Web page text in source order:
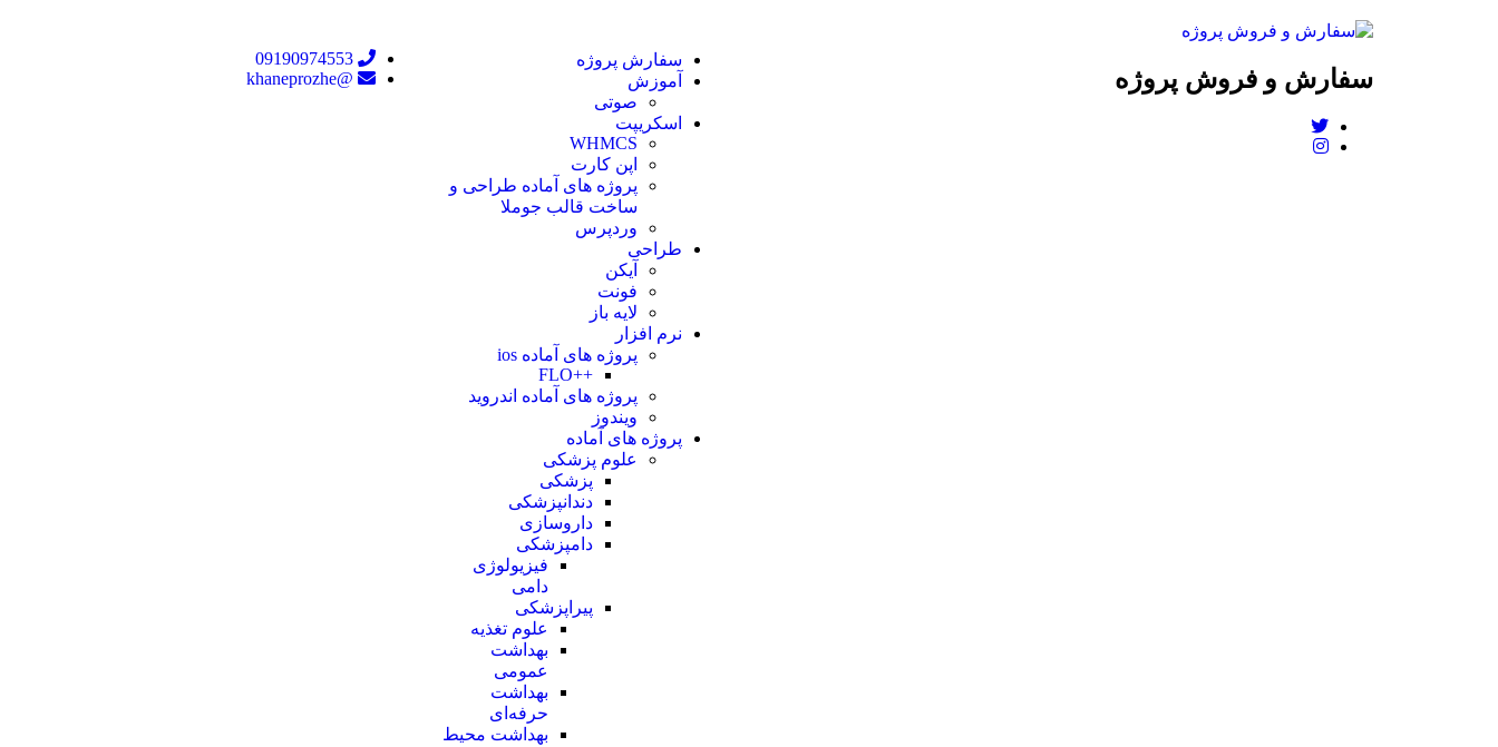
سفارش و فروش پروژه
سفارش پروژه
آموزش
صوتی
اسکریپت
WHMCS
اپن کارت
پروژه های آماده طراحی و
ساخت قالب جوملا
وردپرس
طراحی
آیکن
فونت
لایه باز
نرم افزار
پروژه های آماده ios
++FLO
پروژه های آماده اندروید
ویندوز
پروژه های آماده
علوم پزشکی
پزشکی
دندانپزشکی
داروسازی
دامپزشکی
فیزیولوژی
دامی
پیراپزشکی
علوم تغذیه
بهداشت
عمومی
بهداشت
حرفه‌ای
بهداشت محیط
09190974553
@khaneprozhe